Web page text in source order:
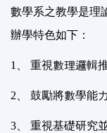
數學系之教學是理
辦學特色如下：
1 、 重視數理邏輯
2 、 鼓勵將數學能
3 、 重視基礎研究